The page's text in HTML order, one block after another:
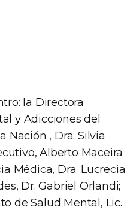
la Directora
y Adicciones del
Nación , Dra. Silvia
Alberto Maceira
Médica, Dra. Lucrecia
Dr. Gabriel Orlandi;
de Salud Mental, Lic.